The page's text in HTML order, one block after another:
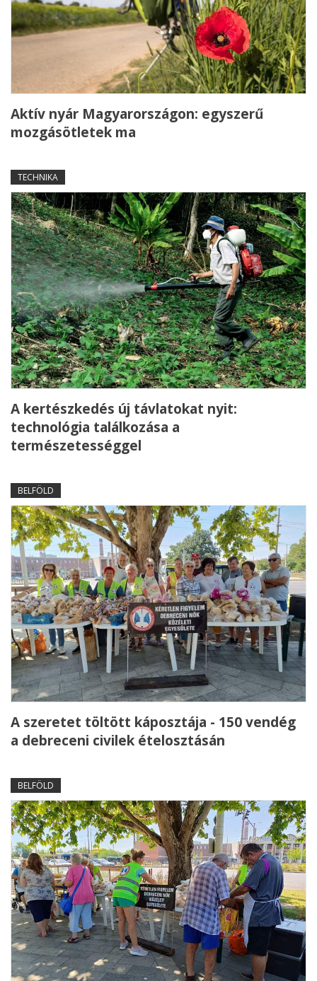
Aktív nyár Magyarországon: egyszerű
mozgásötletek ma
TECHNIKA
A kertészkedés új távlatokat nyit:
technológia találkozása a
természetességgel
BELFÖLD
A szeretet töltött káposztája - 150 vendég
a debreceni civilek ételosztásán
BELFÖLD